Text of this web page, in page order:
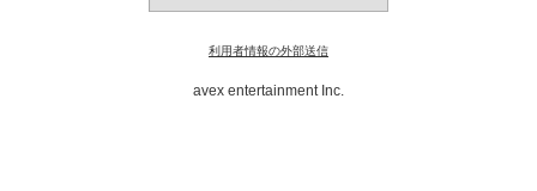
利用者情報の外部送信
avex entertainment Inc.